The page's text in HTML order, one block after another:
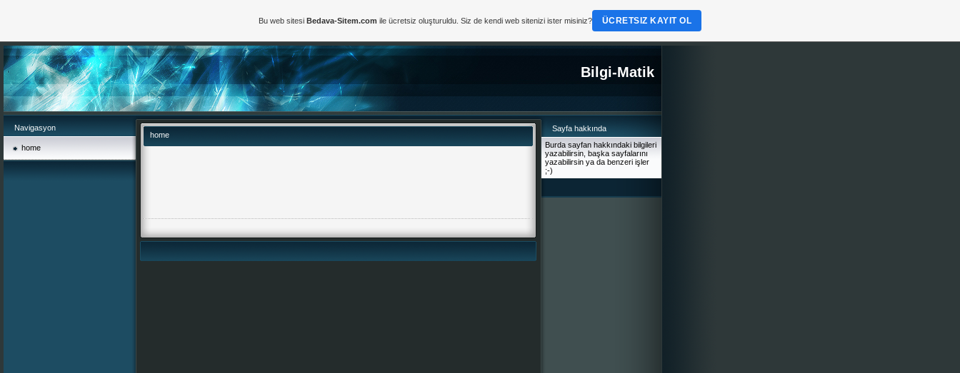
Bilgi-Matik
Navigasyon
home
home
Sayfa hakkında
Burda sayfan hakkındaki bilgileri
yazabilirsin, başka sayfalarını
yazabilirsin ya da benzeri işler
;-)
Bu web sitesi Bedava-Sitem.com ile ücretsiz oluşturuldu. Siz de kendi web sitenizi ister misiniz? ÜCRETSIZ KAYIT OL